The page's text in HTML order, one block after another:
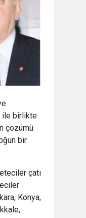
ile birlikte
çözümü
bir
çatı
Konya,